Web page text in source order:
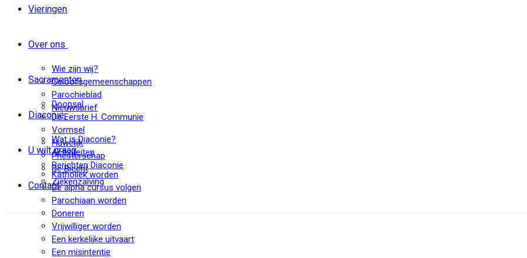
Vieringen
Over ons
Wie zijn wij?
Geloofsgemeenschappen
Parochieblad
Nieuwsbrief
Sacramenten
Doopsel
De Eerste H. Communie
Vormsel
Huwelijk
Priesterschap
De Biecht
Ziekenzalving
Diaconie
Wat is Diaconie?
Activiteiten
Berichten Diaconie
U wilt graag
Katholiek worden
De alpha cursus volgen
Parochiaan worden
Doneren
Vrijwilliger worden
Een kerkelijke uitvaart
Een misintentie
Contact